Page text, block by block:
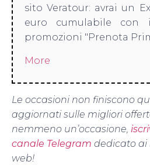
sito Veratour: avrai un
euro cumulabile con
promozioni "Prenota
More
Le occasioni non finiscono
aggiornati sulle migliori
nemmeno un’occasione,
canale Telegram dedicato ai
web!